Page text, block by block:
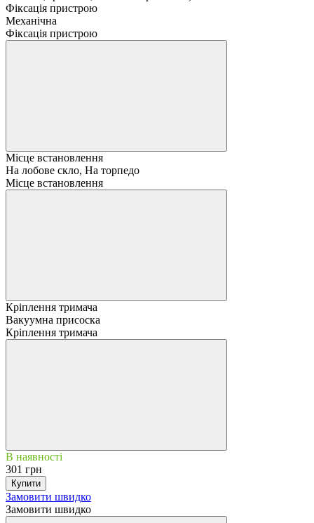
Фіксація пристрою
Механічна
Фіксація пристрою
Місце встановлення
На лобове скло, На торпедо
Місце встановлення
Кріплення тримача
Вакуумна присоска
Кріплення тримача
В наявності
301 грн
Купити
Замовити швидко
Замовити швидко